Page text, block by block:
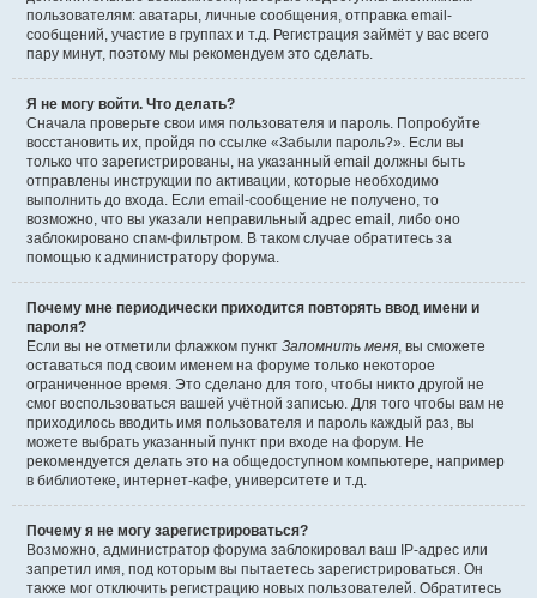
пользователям: аватары, личные сообщения, отправка email-
сообщений, участие в группах и т.д. Регистрация займёт у вас всего
пару минут, поэтому мы рекомендуем это сделать.
Я не могу войти. Что делать?
Сначала проверьте свои имя пользователя и пароль. Попробуйте
восстановить их, пройдя по ссылке «Забыли пароль?». Если вы
только что зарегистрированы, на указанный email должны быть
отправлены инструкции по активации, которые необходимо
выполнить до входа. Если email-сообщение не получено, то
возможно, что вы указали неправильный адрес email, либо оно
заблокировано спам-фильтром. В таком случае обратитесь за
помощью к администратору форума.
Почему мне периодически приходится повторять ввод имени и
пароля?
Если вы не отметили флажком пункт Запомнить меня, вы сможете
оставаться под своим именем на форуме только некоторое
ограниченное время. Это сделано для того, чтобы никто другой не
смог воспользоваться вашей учётной записью. Для того чтобы вам не
приходилось вводить имя пользователя и пароль каждый раз, вы
можете выбрать указанный пункт при входе на форум. Не
рекомендуется делать это на общедоступном компьютере, например
в библиотеке, интернет-кафе, университете и т.д.
Почему я не могу зарегистрироваться?
Возможно, администратор форума заблокировал ваш IP-адрес или
запретил имя, под которым вы пытаетесь зарегистрироваться. Он
также мог отключить регистрацию новых пользователей. Обратитесь